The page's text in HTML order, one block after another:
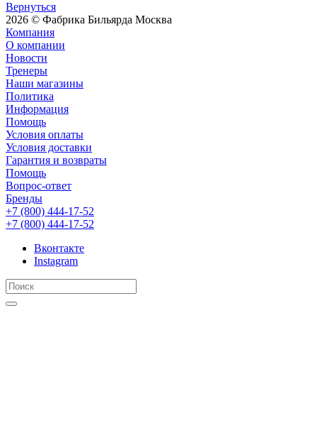
Вернуться
2026 © Фабрика Бильярда Москва
Компания
О компании
Новости
Тренеры
Наши магазины
Политика
Информация
Помощь
Условия оплаты
Условия доставки
Гарантия и возвраты
Помощь
Вопрос-ответ
Бренды
+7 (800) 444-17-52
+7 (800) 444-17-52
Вконтакте
Instagram